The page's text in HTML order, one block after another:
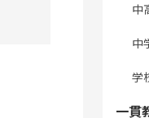
中
中
学
一貫